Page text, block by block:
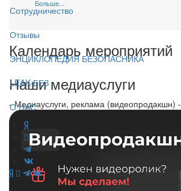
Сотрудничество
Отзывы
ЭНЦИКЛОПЕДИЯ БЕЗОПАСНИКА
LEAK-БЕЗ
О НАС
Больше...
Календарь мероприятий
Наши медиауслуги
- Медиауслуги, реклама (видеопродакшн) -